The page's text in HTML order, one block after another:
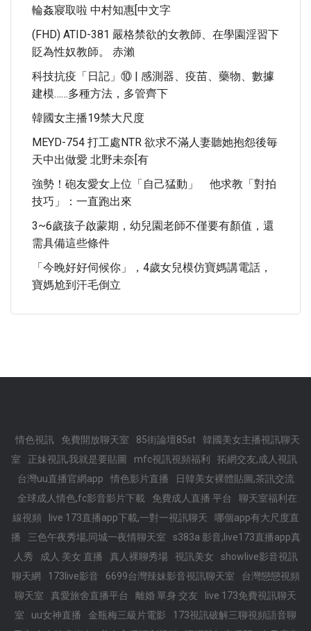
輪姦寢取啦 中村知惠[中文字
(FHD) ATID-381 嚴格禁欲的女教師、在學園淫習下
貶為性奴教師。 赤瀨
科技抗疫「日記」⑩ | 感測器、疫苗、藥物、數據
建模……多種方法，多管齊下
韓國女主播19禁大尺度
MEYD-754 打工處NTR 欲求不滿人妻聽她抱怨後毎
天中出做愛 北野未奈[有
強勢！砲友愛女上位「自己猛動」 他求教「對拍
技巧」：一直跑出來
3~6歲孩子啟蒙期，幼兒園老師不僅要有顏值，還
需具備這些條件
「今晚好好伺候你」，4歲女兒模仿寶媽講電話，
寶媽尬到汗毛倒立
情色視訊 免費開放聊天室 85街論壇85st
韓國美女主播視訊聊天
室
正妹視訊,我就是要貼圖 mfc視訊視頻福利
拓網交友,成人視訊
台灣uu直播官網app
情色影片直播
日韓美女裸體貼圖,茶訊交流
全球成人情色,fc影音影片下載
免費成人直播 平台
聊天室福利在
線視頻
live 173直播app下載,一對一視訊聊天
哪個app有大尺度直
播
三色午夜秀場,同城一夜情聊天室
s383a 影音,live173直播app真
人秀
成人 美女 直播 真人裸聊秀場 視訊美女
showlive影音視訊
聊天網
173live影音 6699台灣辣妹影音視訊聊天室
台灣戀戀視頻
聊天室
真愛旅舍直播平台 離婚 單身 交友
live 173免費視訊聊天
室
uu女神直播 金瓶梅三級片電影
173視訊破解三聊視頻語音聊